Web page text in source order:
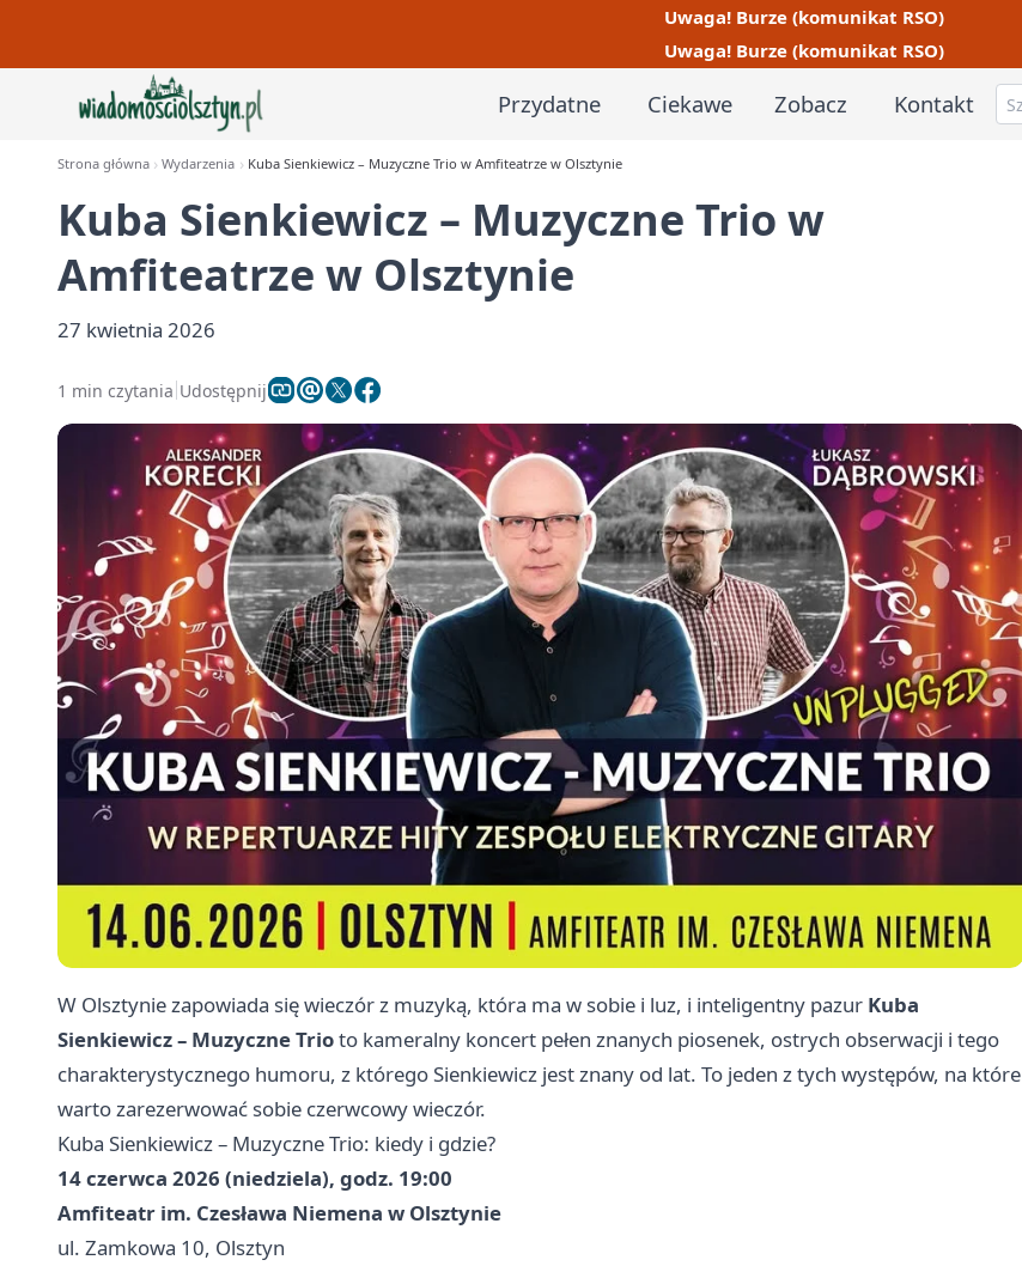
Uwaga! Burze (komunikat RSO)
Uwaga! Burze (komunikat RSO)
Przydatne Ciekawe Zobacz Kontakt
Strona główna Wydarzenia Kuba Sienkiewicz – Muzyczne Trio w Amfiteatrze w Olsztynie
Kuba Sienkiewicz – Muzyczne Trio w
Amfiteatrze w Olsztynie
27 kwietnia 2026
1 min czytania Udostępnij
W Olsztynie zapowiada się wieczór z muzyką, która ma w sobie i luz, i inteligentny pazur Kuba
Sienkiewicz – Muzyczne Trioto kameralny koncert pełen znanych piosenek, ostrych obserwacji i tego
charakterystycznego humoru, z którego Sienkiewicz jest znany od lat. To jeden z tych występów, na które
warto zarezerwować sobie czerwcowy wieczór.
Kuba Sienkiewicz – Muzyczne Trio: kiedy i gdzie?
14 czerwca 2026 (niedziela), godz. 19:00
Amfiteatr im. Czesława Niemena w Olsztynie
ul. Zamkowa 10, Olsztyn